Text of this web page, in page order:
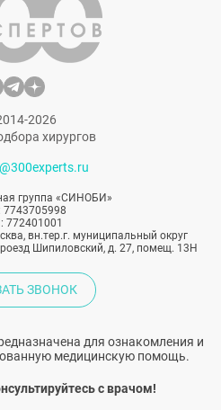
2026
хирургов
группа «СИНОБИ»
772401001
вн.тер.г. муниципальный округ
Шипиловский, д. 27, помещ. 13Н
ЗВОНОК
для ознакомления и
медицинскую помощь.
с врачом!